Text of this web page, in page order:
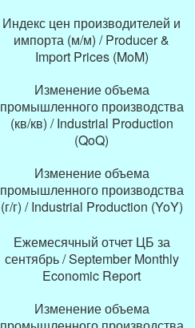
Индекс цен производителей и
импорта (м/м) / Producer &
Import Prices (MoM)
Изменение объема
промышленного производства
(кв/кв) / Industrial Production
(QoQ)
Изменение объема
промышленного производства
(г/г) / Industrial Production (YoY)
Ежемесячный отчет ЦБ за
сентябрь / September Monthly
Economic Report
Изменение объема